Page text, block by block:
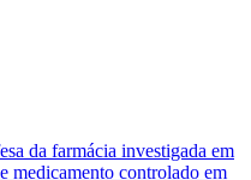
da farmácia investigada em
medicamento controlado em